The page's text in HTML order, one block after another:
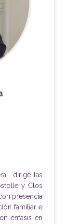
dirige las
y Clos
presencia
familiar e
énfasis en